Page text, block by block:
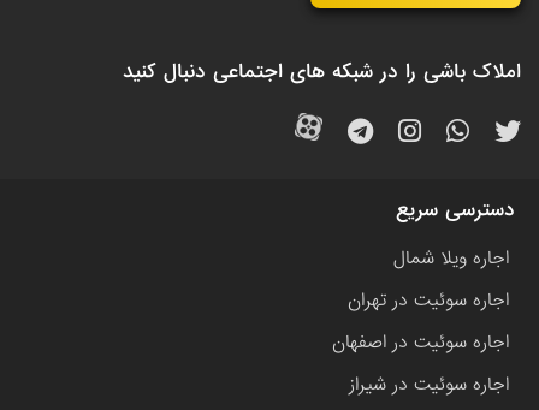
املاک باشی را در شبکه های اجتماعی دنبال کنید
دسترسی سریع
اجاره ویلا شمال
اجاره سوئیت در تهران
اجاره سوئیت در اصفهان
اجاره سوئیت در شیراز